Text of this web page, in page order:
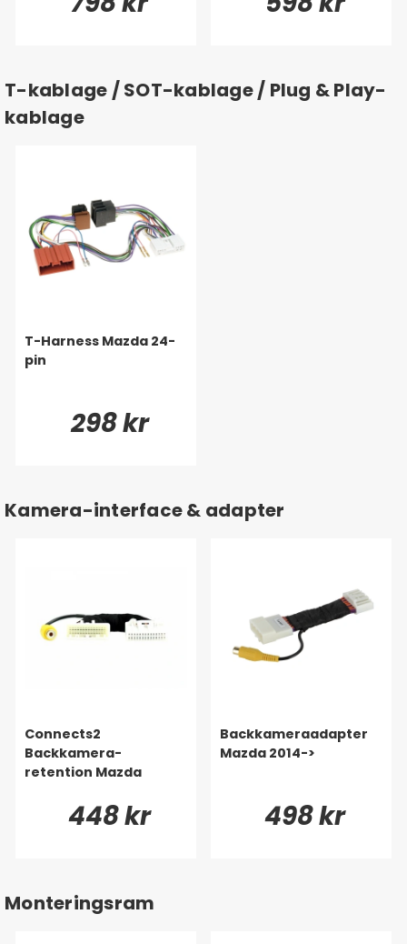
T-kablage / SOT-kablage / Plug & Play-
kablage
T-Harness Mazda 24-
pin
298 kr
Kamera-interface & adapter
Connects2
Backkamera-
retention Mazda
448 kr
Backkameraadapter
Mazda 2014->
498 kr
Monteringsram